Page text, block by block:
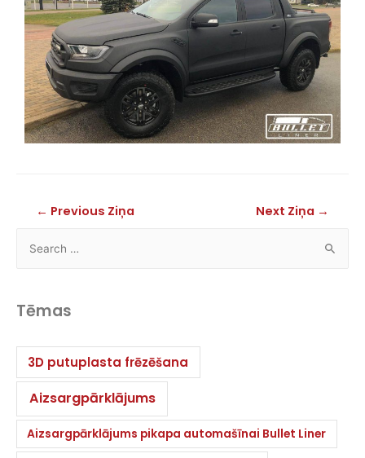
← Previous Ziņa Next Ziņa →
Tēmas
3D putuplasta frēzēšana
Aizsargpārklājums
Aizsargpārklājums pikapa automašīnai Bullet Liner